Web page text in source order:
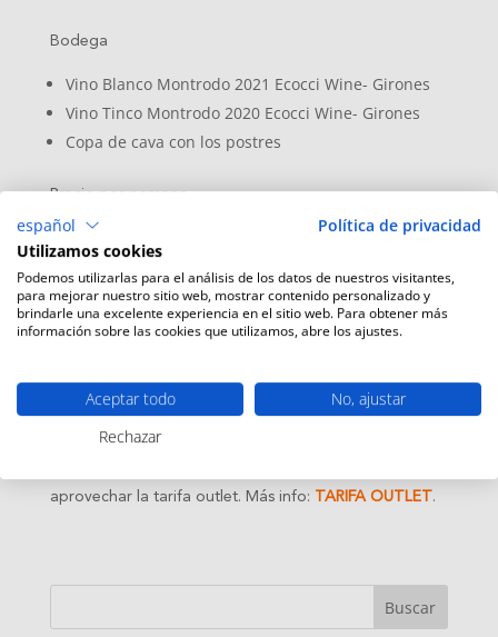
Bodega
Vino Blanco Montrodo 2021 Ecocci Wine- Girones
Vino Tinco Montrodo 2020 Ecocci Wine- Girones
Copa de cava con los postres
Precio por persona
60€
Si prefieres hacer el regalo el día 14 y disfrutarlo en
otra fecha, puedes comprar el pack de escapada
romántica ‘El sueño de Eros’, que incluye habitación,
consultar todos los detalles:
EL SUEÑO DE EROS.
Si, en cambio, ya tienes clara la fecha en la que querrá
venir, puedes reservar directamente la habitación.
aprovechar la tarifa outlet. Más info: TARIFA OUTLET.
español
Política de privacidad
Utilizamos cookies
Podemos utilizarlas para el análisis de los datos de nuestros visitantes,
para mejorar nuestro sitio web, mostrar contenido personalizado y
brindarle una excelente experiencia en el sitio web. Para obtener más
información sobre las cookies que utilizamos, abre los ajustes.
Aceptar todo
No, ajustar
Rechazar